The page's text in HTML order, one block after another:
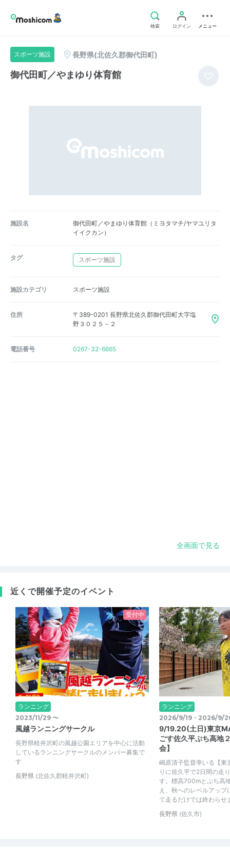
検索 ログイン メニュー
スポーツ施設 長野県(北佐久郡御代田町)
御代田町／やまゆり体育館
施設名
御代田町／やまゆり体育館（ミヨタマチ/ヤマユリタ
イイクカン）
タグ スポーツ施設
施設カテゴリ スポーツ施設
住所
〒389-0201 長野県北佐久郡御代田町大字塩
野３０２５－２
電話番号 0267-32-6665
全画面で見る
近くで開催予定のイベント
受付中
ランニング
2023/11/29 〜
風越ランニングサークル
長野県軽井沢町の風越公園エリアを中心に活動
しているランニングサークルのメンバー募集で
す
長野県 (北佐久郡軽井沢町)
ランニング
2026/9/19・2026/9/
9/19.20(土日)東京
ごす佐久平ぷち高地
会】
嶋原清子監督率いる【東
りに佐久平で2日間の走
す。標高700mとぷち高
え、秋へのレベルアップ
て走るだけでは終わらせ
長野県 (佐久市)